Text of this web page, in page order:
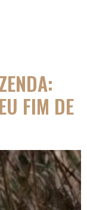
FIM DE